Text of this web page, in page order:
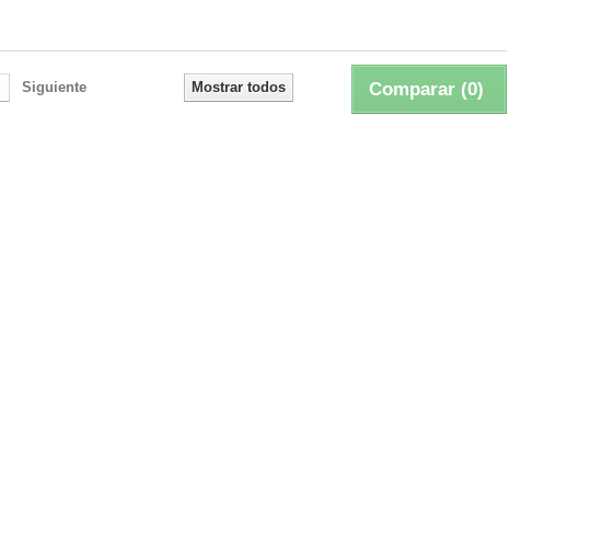
Comparar (0)
Mostrar todos
Siguiente